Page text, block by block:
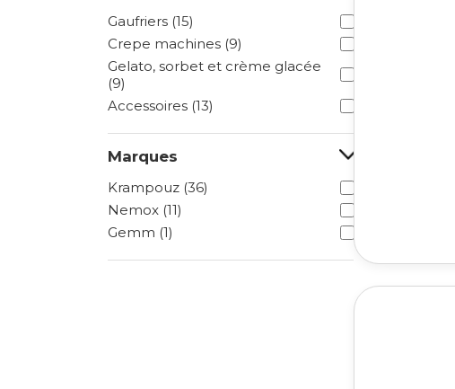
Gaufriers (15)
Crepe machines (9)
Gelato, sorbet et crème glacée
(9)
Accessoires (13)
Marques
Krampouz (36)
Nemox (11)
Gemm (1)